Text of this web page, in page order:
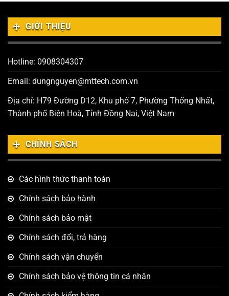
GIỚI THIỆU
Hotline: 0908304307
Email: dungnguyen@mttech.com.vn
Địa chỉ: H79 Đường D12, Khu phố 7, Phường Thống Nhất,
Thành phố Biên Hoà, Tỉnh Đồng Nai, Việt Nam
CHÍNH SÁCH
Các hình thức thanh toán
Chính sách bảo hành
Chính sách bảo mật
Chính sách đổi, trả hàng
Chính sách vận chuyển
Chính sách bảo vệ thông tin cá nhân